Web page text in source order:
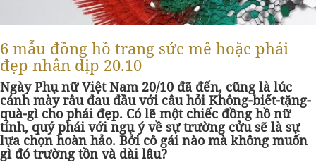
6 mẫu đồng hồ trang sức mê hoặc phái
đẹp nhân dịp 20.10
Ngày Phụ nữ Việt Nam 20/10 đã đến, cũng là lúc
cánh mày râu đau đầu với câu hỏi Không-biết-tặng-
quà-gì cho phái đẹp. Có lẽ một chiếc đồng hồ nữ
tính, quý phái với ngụ ý về sự trường cửu sẽ là sự
lựa chọn hoàn hảo. Bởi cô gái nào mà không muốn
gì đó trường tồn và dài lâu?